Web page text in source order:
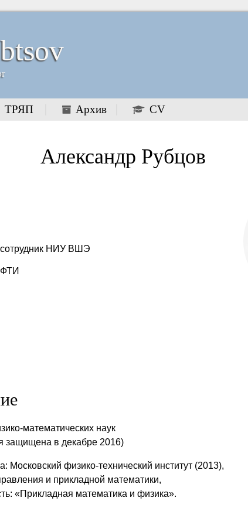
ТРЯП Архив CV
Александр Рубцов
НИУ ВШЭ
математических наук
защищена в декабре 2016)
Московский физико-технический институт (2013),
и прикладной математики,
«Прикладная математика и физика».